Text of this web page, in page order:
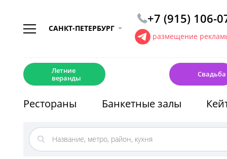
САНКТ-ПЕТЕРБУРГ
+7 (915) 106-
размещение
Летние
веранды
Свадьба
Рестораны Банкетные залы